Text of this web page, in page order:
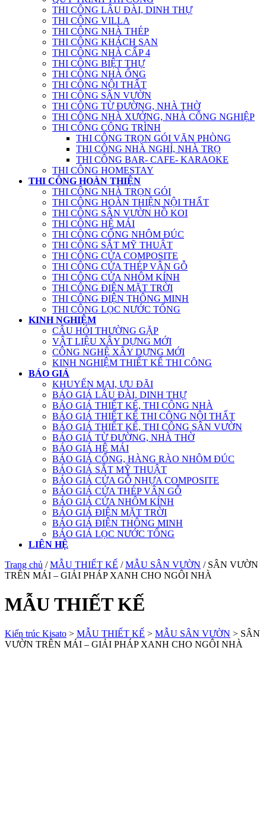
THI CÔNG LÂU ĐÀI, DINH THỰ
THI CÔNG VILLA
THI CÔNG NHÀ THÉP
THI CÔNG KHÁCH SẠN
THI CÔNG NHÀ CẤP 4
THI CÔNG BIỆT THỰ
THI CÔNG NHÀ ỐNG
THI CÔNG NỘI THẤT
THI CÔNG SÂN VƯỜN
THI CÔNG TỪ ĐƯỜNG, NHÀ THỜ
THI CÔNG NHÀ XƯỞNG, NHÀ CÔNG NGHIỆP
THI CÔNG CÔNG TRÌNH
THI CÔNG TRỌN GÓI VĂN PHÒNG
THI CÔNG NHÀ NGHỈ, NHÀ TRỌ
THI CÔNG BAR- CAFE- KARAOKE
THI CÔNG HOMESTAY
THI CÔNG HOÀN THIỆN
THI CÔNG NHÀ TRỌN GÓI
THI CÔNG HOÀN THIỆN NỘI THẤT
THI CÔNG SÂN VƯỜN HỒ KOI
THI CÔNG HỆ MÁI
THI CÔNG CỔNG NHÔM ĐÚC
THI CÔNG SẮT MỸ THUẬT
THI CÔNG CỬA COMPOSITE
THI CÔNG CỬA THÉP VÂN GỖ
THI CÔNG CỬA NHÔM KÍNH
THI CÔNG ĐIỆN MẶT TRỜI
THI CÔNG ĐIỆN THÔNG MINH
THI CÔNG LỌC NƯỚC TỔNG
KINH NGHIỆM
CÂU HỎI THƯỜNG GẶP
VẬT LIỆU XÂY DỰNG MỚI
CÔNG NGHỆ XÂY DỰNG MỚI
KINH NGHIỆM THIẾT KẾ THI CÔNG
BÁO GIÁ
KHUYẾN MẠI, ƯU ĐÃI
BÁO GIÁ LÂU ĐÀI, DINH THỰ
BÁO GIÁ THIẾT KẾ, THI CÔNG NHÀ
BÁO GIÁ THIẾT KẾ THI CÔNG NỘI THẤT
BÁO GIÁ THIẾT KẾ, THI CÔNG SÂN VƯỜN
BÁO GIÁ TỪ ĐƯỜNG, NHÀ THỜ
BÁO GIÁ HỆ MÁI
BÁO GIÁ CỔNG, HÀNG RÀO NHÔM ĐÚC
BÁO GIÁ SẮT MỸ THUẬT
BÁO GIÁ CỬA GỖ NHỰA COMPOSITE
BÁO GIÁ CỬA THÉP VÂN GỖ
BÁO GIÁ CỬA NHÔM KÍNH
BÁO GIÁ ĐIỆN MẶT TRỜI
BÁO GIÁ ĐIỆN THÔNG MINH
BÁO GIÁ LỌC NƯỚC TỔNG
LIÊN HỆ
Trang chủ /MẪU THIẾT KẾ /MẪU SÂN VƯỜN / SÂN VƯỜN
TRÊN MÁI – GIẢI PHÁP XANH CHO NGÔI NHÀ
MẪU THIẾT KẾ
Kiến trúc Kisato > MẪU THIẾT KẾ > MẪU SÂN VƯỜN > SÂN
VƯỜN TRÊN MÁI – GIẢI PHÁP XANH CHO NGÔI NHÀ